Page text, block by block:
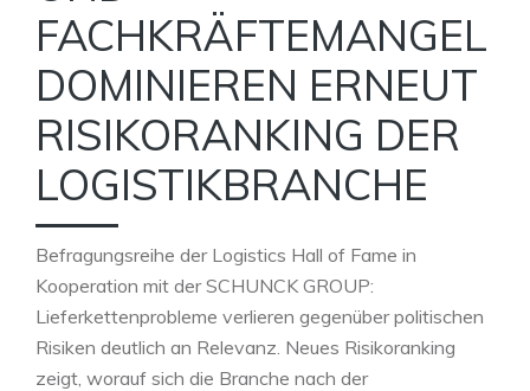
FACHKRÄFTEMANGEL
DOMINIEREN ERNEUT
RISIKORANKING DER
LOGISTIKBRANCHE
Befragungsreihe der Logistics Hall of Fame in
Kooperation mit der SCHUNCK GROUP:
Lieferkettenprobleme verlieren gegenüber politischen
Risiken deutlich an Relevanz. Neues Risikoranking
zeigt, worauf sich die Branche nach der